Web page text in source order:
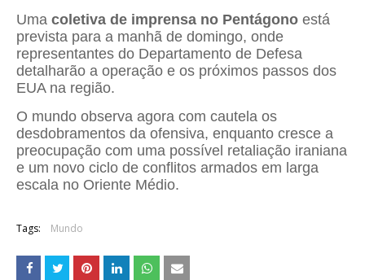
Uma coletiva de imprensa no Pentágono está
prevista para a manhã de domingo, onde
representantes do Departamento de Defesa
detalharão a operação e os próximos passos dos
EUA na região.
O mundo observa agora com cautela os
desdobramentos da ofensiva, enquanto cresce a
preocupação com uma possível retaliação iraniana
e um novo ciclo de conflitos armados em larga
escala no Oriente Médio.
Tags: Mundo